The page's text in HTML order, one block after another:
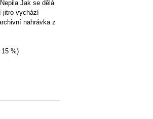
Jak se dělá
jitro vychází
nahrávka z
%)